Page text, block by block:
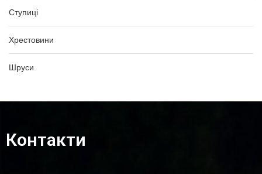
Ступиці
Хрестовини
Шруси
Контакти